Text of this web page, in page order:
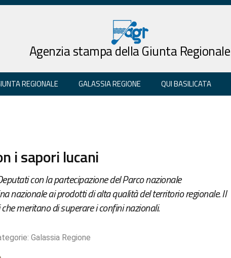
Agenzia stampa della Giunta Regionale
REGIONALE GALASSIA REGIONE QUI BASILICATA
i sapori lucani
con la partecipazione del Parco nazionale
nazionale ai prodotti di alta qualità del territorio regionale. Il
meritano di superare i confini nazionali.
Galassia Regione